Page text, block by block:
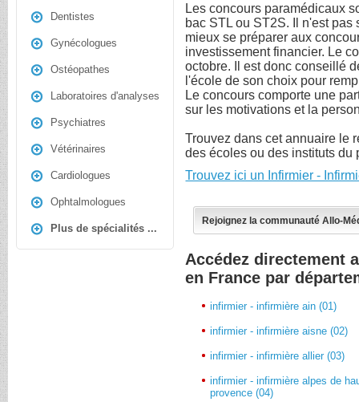
Dentistes
Gynécologues
Ostéopathes
Laboratoires d'analyses
Psychiatres
Vétérinaires
Cardiologues
Ophtalmologues
Plus de spécialités ...
Les concours paramédicaux
bac STL ou ST2S. Il n'est
mieux se préparer aux
investissement financier. Le
octobre. Il est donc conseillé
l'école de son choix pour
Le concours comporte une
sur les motivations et la
Trouvez dans cet annuaire le
des écoles ou des instituts du
Trouvez ici un Infirmier -
Rejoignez la communauté Allo-
Accédez directement
en France par
infirmier - infirmière ain (01)
infirmier - infirmière aisne (02)
infirmier - infirmière allier (03)
infirmier - infirmière alpes de
provence (04)